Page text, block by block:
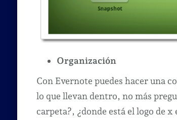
Organización
Con Evernote puedes hacer una
lo que llevan dentro, no más
carpeta?, ¿donde está el logo de